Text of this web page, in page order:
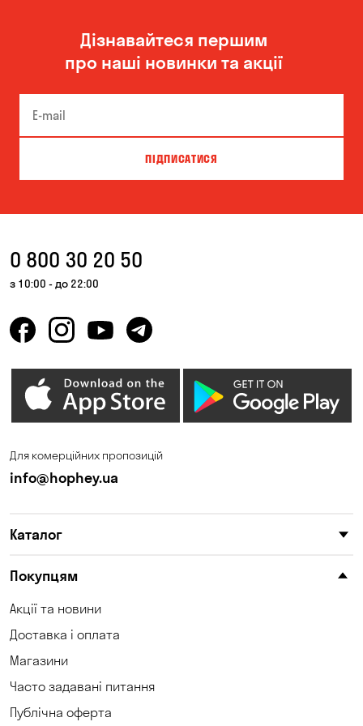
Дізнавайтеся першим
про наші новинки та акції
ПІДПИСАТИСЯ
0 800 30 20 50
з 10:00 - до 22:00
Для комерційних пропозицій
info@hophey.ua
Каталог
Покупцям
Акції та новини
Доставка і оплата
Магазини
Часто задавані питання
Публічна оферта